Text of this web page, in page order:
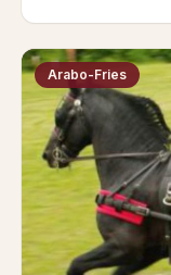
Arabo-Fries